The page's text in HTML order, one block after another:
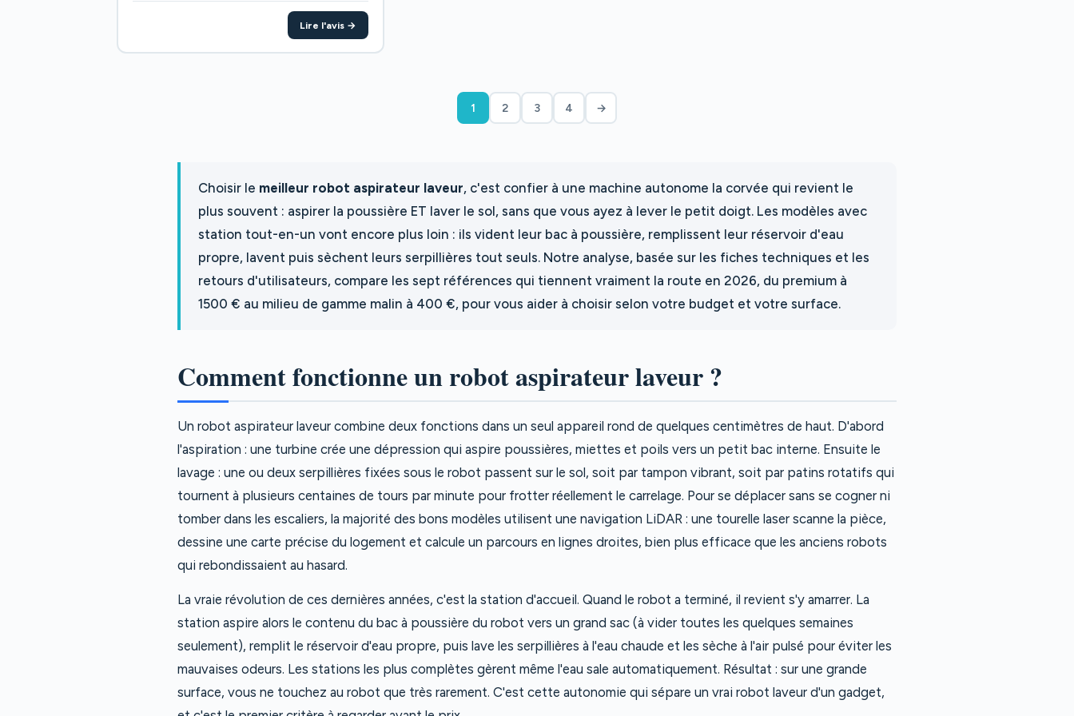
Lire l'avis →
1 2 3 4 →
Choisir le meilleur robot aspirateur laveur, c'est confier à une machine autonome la corvée qui revient le
plus souvent : aspirer la poussière ET laver le sol, sans que vous ayez à lever le petit doigt. Les modèles avec
station tout-en-un vont encore plus loin : ils vident leur bac à poussière, remplissent leur réservoir d'eau
propre, lavent puis sèchent leurs serpillières tout seuls. Notre analyse, basée sur les fiches techniques et les
retours d'utilisateurs, compare les sept références qui tiennent vraiment la route en 2026, du premium à
1500 € au milieu de gamme malin à 400 €, pour vous aider à choisir selon votre budget et votre surface.
Comment fonctionne un robot aspirateur laveur ?
Un robot aspirateur laveur combine deux fonctions dans un seul appareil rond de quelques centimètres de haut. D'abord
l'aspiration : une turbine crée une dépression qui aspire poussières, miettes et poils vers un petit bac interne. Ensuite le
lavage : une ou deux serpillières fixées sous le robot passent sur le sol, soit par tampon vibrant, soit par patins rotatifs qui
tournent à plusieurs centaines de tours par minute pour frotter réellement le carrelage. Pour se déplacer sans se cogner ni
tomber dans les escaliers, la majorité des bons modèles utilisent une navigation LiDAR : une tourelle laser scanne la pièce,
dessine une carte précise du logement et calcule un parcours en lignes droites, bien plus efficace que les anciens robots
qui rebondissaient au hasard.
La vraie révolution de ces dernières années, c'est la station d'accueil. Quand le robot a terminé, il revient s'y amarrer. La
station aspire alors le contenu du bac à poussière du robot vers un grand sac (à vider toutes les quelques semaines
seulement), remplit le réservoir d'eau propre, puis lave les serpillières à l'eau chaude et les sèche à l'air pulsé pour éviter les
mauvaises odeurs. Les stations les plus complètes gèrent même l'eau sale automatiquement. Résultat : sur une grande
surface, vous ne touchez au robot que très rarement. C'est cette autonomie qui sépare un vrai robot laveur d'un gadget,